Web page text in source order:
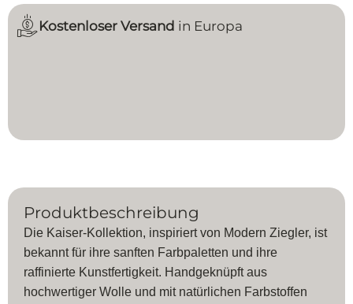
Kostenloser Versand in Europa
Produktbeschreibung
Die Kaiser-Kollektion, inspiriert von Modern Ziegler, ist
bekannt für ihre sanften Farbpaletten und ihre
raffinierte Kunstfertigkeit. Handgeknüpft aus
hochwertiger Wolle und mit natürlichen Farbstoffen